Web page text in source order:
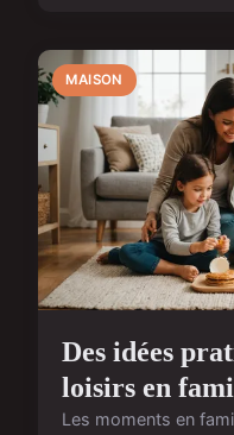
MAISON
Des idées
loisirs en
Les moments en